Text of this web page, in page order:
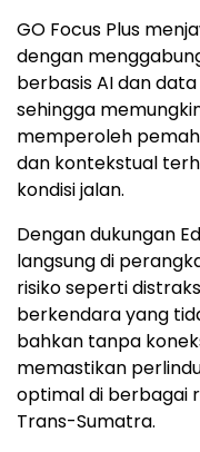
GO Focus Plus
dengan
berbasis AI dan
sehingga
memperoleh
dan kontekstual
kondisi jalan.
Dengan dukungan
langsung di
risiko seperti
berkendara yang
bahkan tanpa
memastikan
optimal di berbagai
Trans-Sumatra.